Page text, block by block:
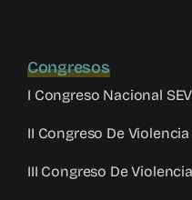
Congresos
I Congreso Nacional
II Congreso De
III Congreso De